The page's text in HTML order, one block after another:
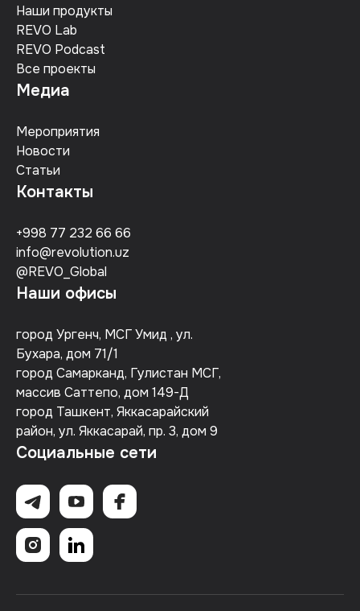
Наши продукты
REVO Lab
REVO Podcast
Все проекты
Медиа
Мероприятия
Новости
Статьи
Контакты
+998 77 232 66 66
info@revolution.uz
@REVO_Global
Наши офисы
город Ургенч, МСГ Умид , ул.
Бухара, дом 71/1
город Самарканд, Гулистан МСГ,
массив Саттепо, дом 149-Д
город Ташкент, Яккасарайский
район, ул. Яккасарай, пр. 3, дом 9
Социальные сети